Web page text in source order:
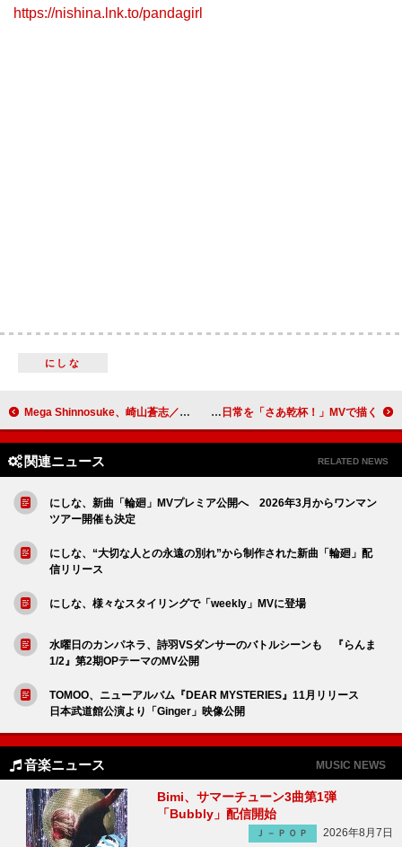
https://nishina.lnk.to/pandagirl
にしな
Mega Shinnosuke、崎山蒼志／オカモトレイジ／小林私／えびちゅうメンバーらと「ごはん食べヨ」MVでごはん がらり、オリジナルキャラクター“ビールくん”の日常を「さあ乾杯！」MVで描く
関連ニュース RELATED NEWS
にしな、新曲「輪廻」MVプレミア公開へ 2026年3月からワンマン
ツアー開催も決定
にしな、“大切な人との永遠の別れ”から制作された新曲「輪廻」配
信リリース
にしな、様々なスタイリングで「weekly」MVに登場
水曜日のカンパネラ、詩羽VSダンサーのバトルシーンも 『らんま
1/2』第2期OPテーマのMV公開
TOMOO、ニューアルバム『DEAR MYSTERIES』11月リリース
日本武道館公演より「Ginger」映像公開
音楽ニュース MUSIC NEWS
Bimi、サマーチューン3曲第1弾
「Bubbly」配信開始
Ｊ－ＰＯＰ 2026年8月7日